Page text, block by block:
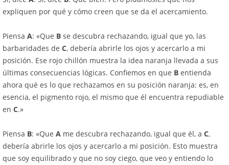
expliquen por qué y cómo creen que se da el acercamiento.
Piensa A: «Que B se descubra rechazando, igual que yo, las
barbaridades de C, debería abrirle los ojos y acercarlo a mi
posición. Ese rojo chillón muestra la idea naranja llevada a sus
últimas consecuencias lógicas. Confiemos en que B entienda
ahora qué es lo que rechazamos en su posición naranja: es, en
esencia, el pigmento rojo, el mismo que él encuentra repudiable
en C.»
Piensa B: «Que A me descubra rechazando, igual que él, a C,
debería abrirle los ojos y acercarlo a mi posición. Esto muestra
que soy equilibrado y que no soy ciego, que veo y entiendo lo